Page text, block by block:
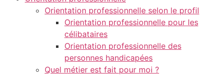
Orientation professionnelle selon le profil
Orientation professionnelle pour les
célibataires
Orientation professionnelle des
personnes handicapées
Quel métier est fait pour moi ?